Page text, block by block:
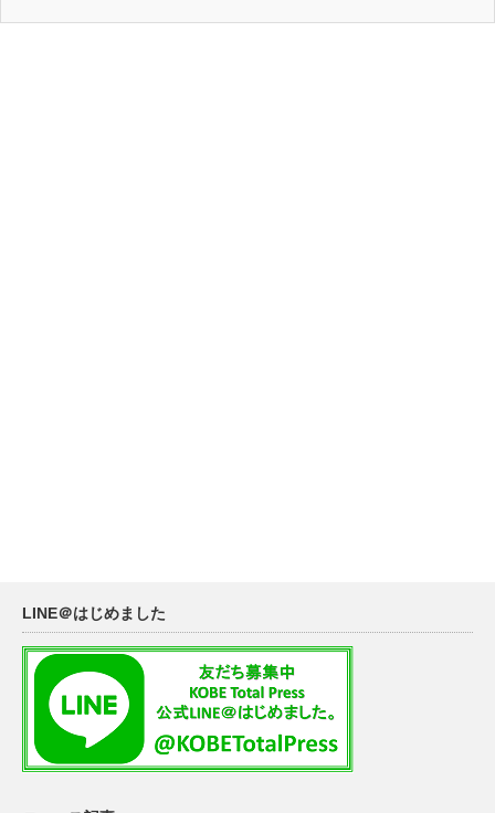
LINE＠はじめました